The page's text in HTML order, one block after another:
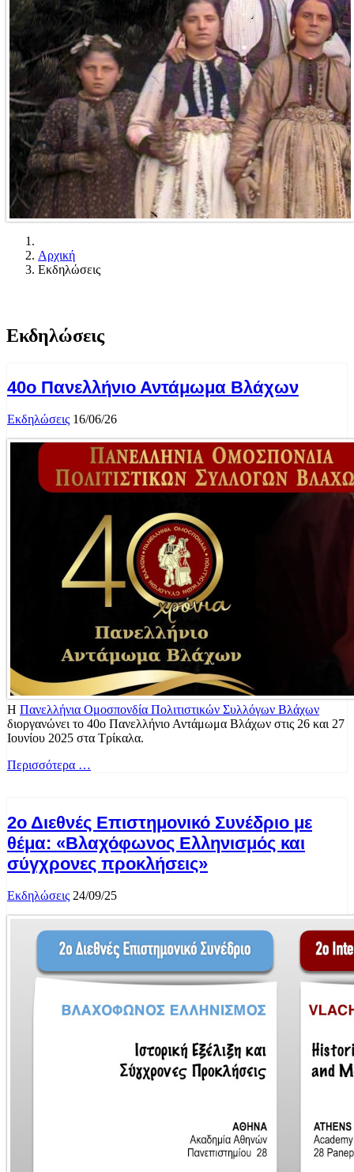
Αρχική
Εκδηλώσεις
Εκδηλώσεις
40ο Πανελλήνιο Αντάμωμα Βλάχων
Εκδηλώσεις 16/06/26
Η Πανελλήνια Ομοσπονδία Πολιτιστικών Συλλόγων Βλάχων
διοργανώνει το 40ο Πανελλήνιο Αντάμωμα Βλάχων στις 26 και 27
Ιουνίου 2025 στα Τρίκαλα.
Περισσότερα …
2ο Διεθνές Επιστημονικό Συνέδριο με
θέμα: «Βλαχόφωνος Ελληνισμός και
σύγχρονες προκλήσεις»
Εκδηλώσεις 24/09/25